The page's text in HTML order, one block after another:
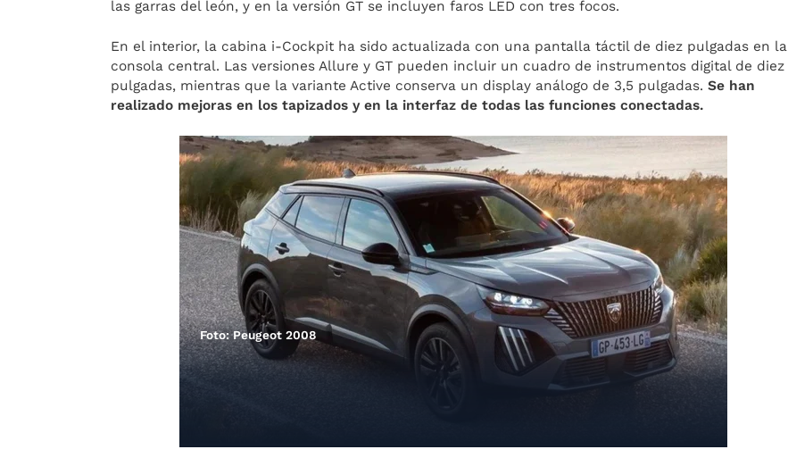
las garras del león, y en la versión GT se incluyen faros LED con tres focos.
En el interior, la cabina i-Cockpit ha sido actualizada con una pantalla táctil de diez pulgadas en la
consola central. Las versiones Allure y GT pueden incluir un cuadro de instrumentos digital de diez
pulgadas, mientras que la variante Active conserva un display análogo de 3,5 pulgadas.Se han
realizado mejoras en los tapizados y en la interfaz de todas las funciones conectadas.
Foto: Peugeot 2008